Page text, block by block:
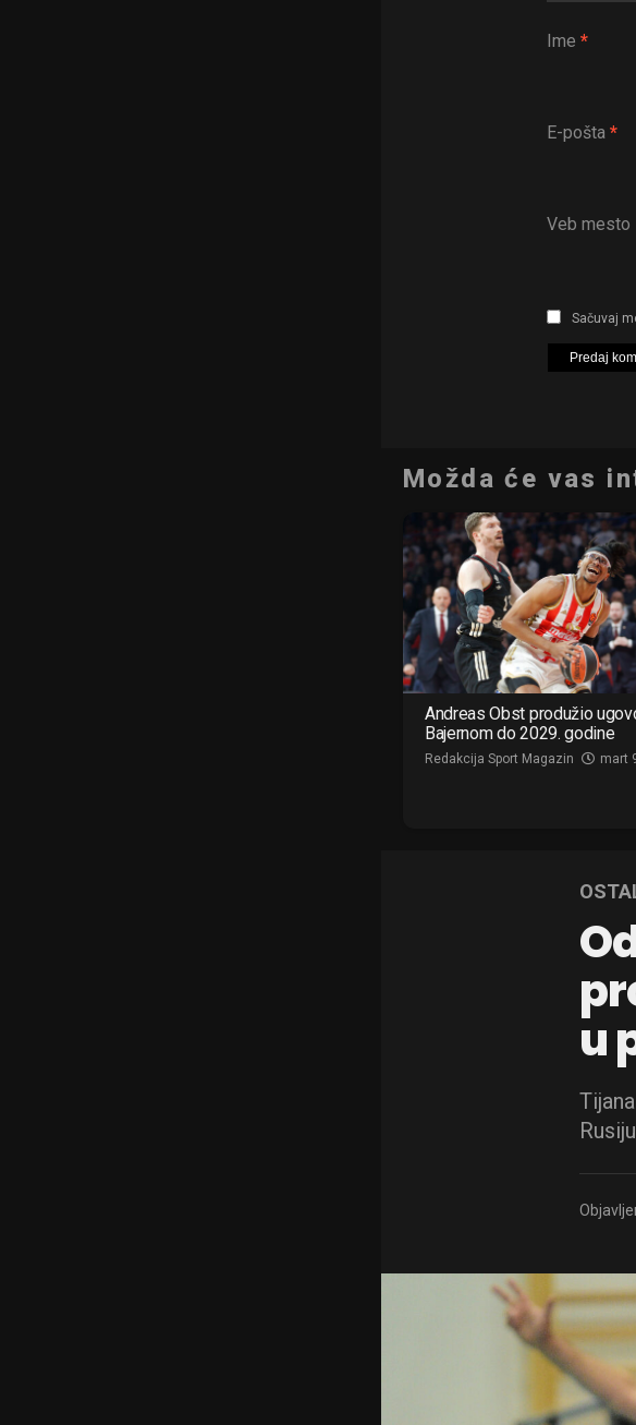
Ime *
E-pošta *
Veb mesto
Sačuvaj
Možda će vas
Andreas Obst produžio
Bajernom do 2029. godine
Redakcija Sport Magazin mart
u